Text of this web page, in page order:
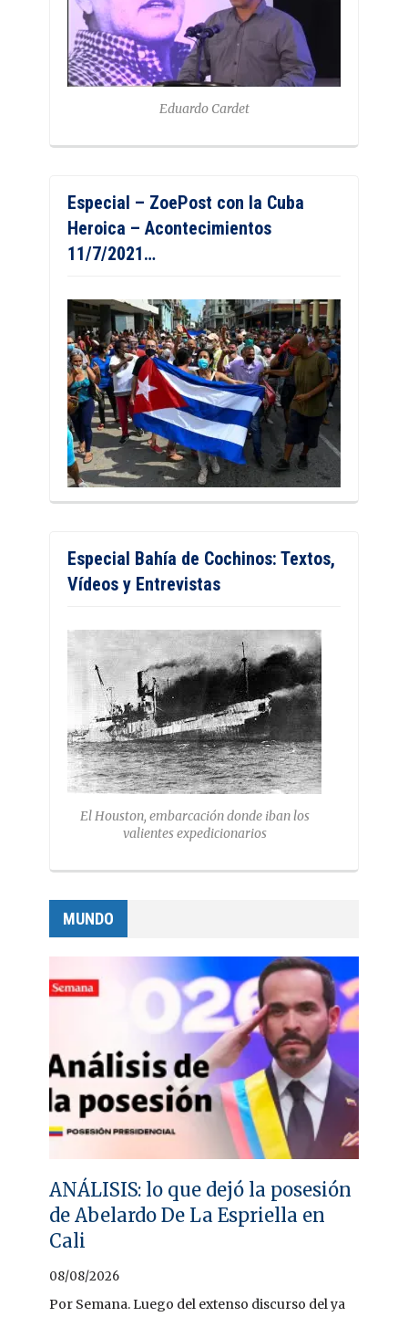
Eduardo Cardet
Especial – ZoePost con la Cuba
Heroica – Acontecimientos
11/7/2021…
Especial Bahía de Cochinos: Textos,
Vídeos y Entrevistas
El Houston, embarcación donde iban los
valientes expedicionarios
MUNDO
ANÁLISIS: lo que dejó la posesión
de Abelardo De La Espriella en
Cali
08/08/2026
Por Semana. Luego del extenso discurso del ya